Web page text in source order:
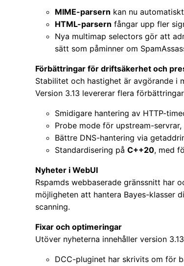
MIME-parsern kan nu
HTML-parsern fångar upp fler
Nya multimap selectors gör att
sätt som påminner om
Förbättringar för driftsäkerhet och
Stabilitet och hastighet är avgörande i
Version 3.13 levererar flera
Smidigare hantering av HTTP-
Probe mode för upstream-
Bättre DNS-hantering via
Standardisering på C++20, med
Nyheter i WebUI
Rspamds webbaserade gränssnitt har
möjligheten att hantera Bayes-klasser
scanning.
Fixar och optimeringar
Utöver nyheterna innehåller version
DCC-pluginet har skrivits om för